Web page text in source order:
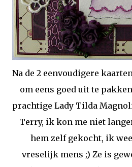
Na de 2 eenvoudigere
om eens goed uit te
prachtige Lady Tilda
Terry, ik kon me niet
hem zelf gekocht, ik
vreselijk mens ;) Ze is